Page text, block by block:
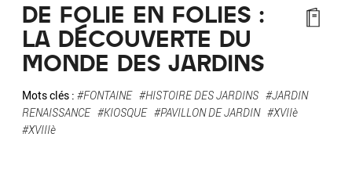
TYPE DE RESSOURCES
MATÉRIAUX
AUTRES CRITÈRES
DE FOLIE EN FOLIES :
LA DÉCOUVERTE DU
MONDE DES JARDINS
Mots clés : #FONTAINE #HISTOIRE DES JARDINS #JARDIN
RENAISSANCE #KIOSQUE #PAVILLON DE JARDIN #XVIIè
#XVIIIè